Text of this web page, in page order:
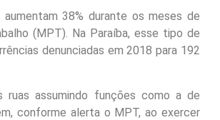
38% durante os meses de
(MPT). Na Paraíba, esse tipo de
denunciadas em 2018 para 192
ruas assumindo funções como a de
conforme alerta o MPT, ao exercer